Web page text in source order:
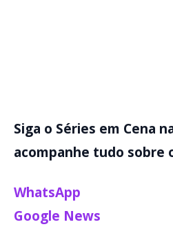
Siga o Séries em Cena
acompanhe tudo sobre
WhatsApp
Google News